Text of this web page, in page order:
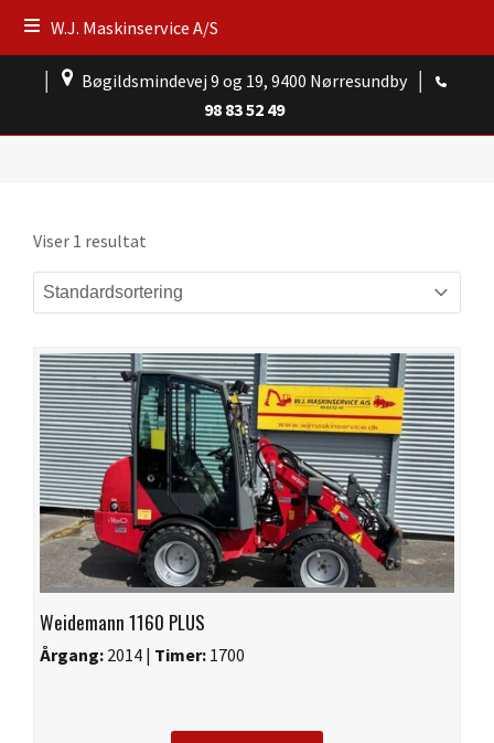
W.J. Maskinservice A/S
Bøgildsmindevej 9 og 19, 9400 Nørresundby
98 83 52 49
Viser 1 resultat
Weidemann 1160 PLUS
Årgang: 2014 | Timer: 1700